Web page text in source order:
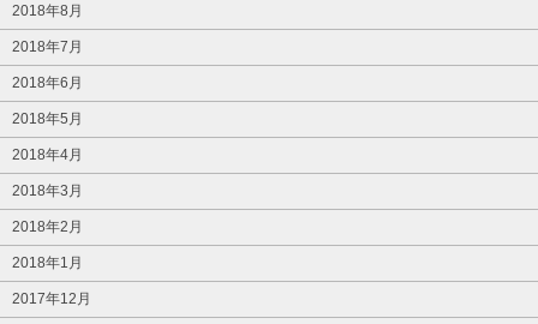
2018年8月
2018年7月
2018年6月
2018年5月
2018年4月
2018年3月
2018年2月
2018年1月
2017年12月